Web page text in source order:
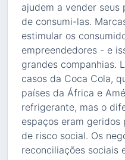
ajudem a vender seus
de consumi-las.
estimular os
empreendedores - e
grandes companhias.
casos da Coca Cola,
países da África e
refrigerante, mas o
espaços eram geridos
de risco social. Os
reconciliações sociais